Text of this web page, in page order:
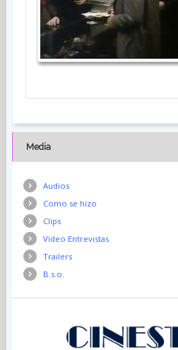
Media
Audios
Como se hizo
Clips
Vídeo Entrevistas
Trailers
B.s.o.